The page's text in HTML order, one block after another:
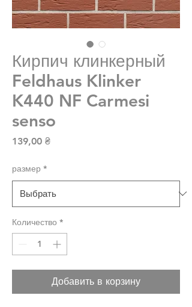
Кирпич клинкерный
Feldhaus Klinker
K440 NF Carmesi
senso
139,00 ₴Цена
размер *
Количество *
Добавить в корзину